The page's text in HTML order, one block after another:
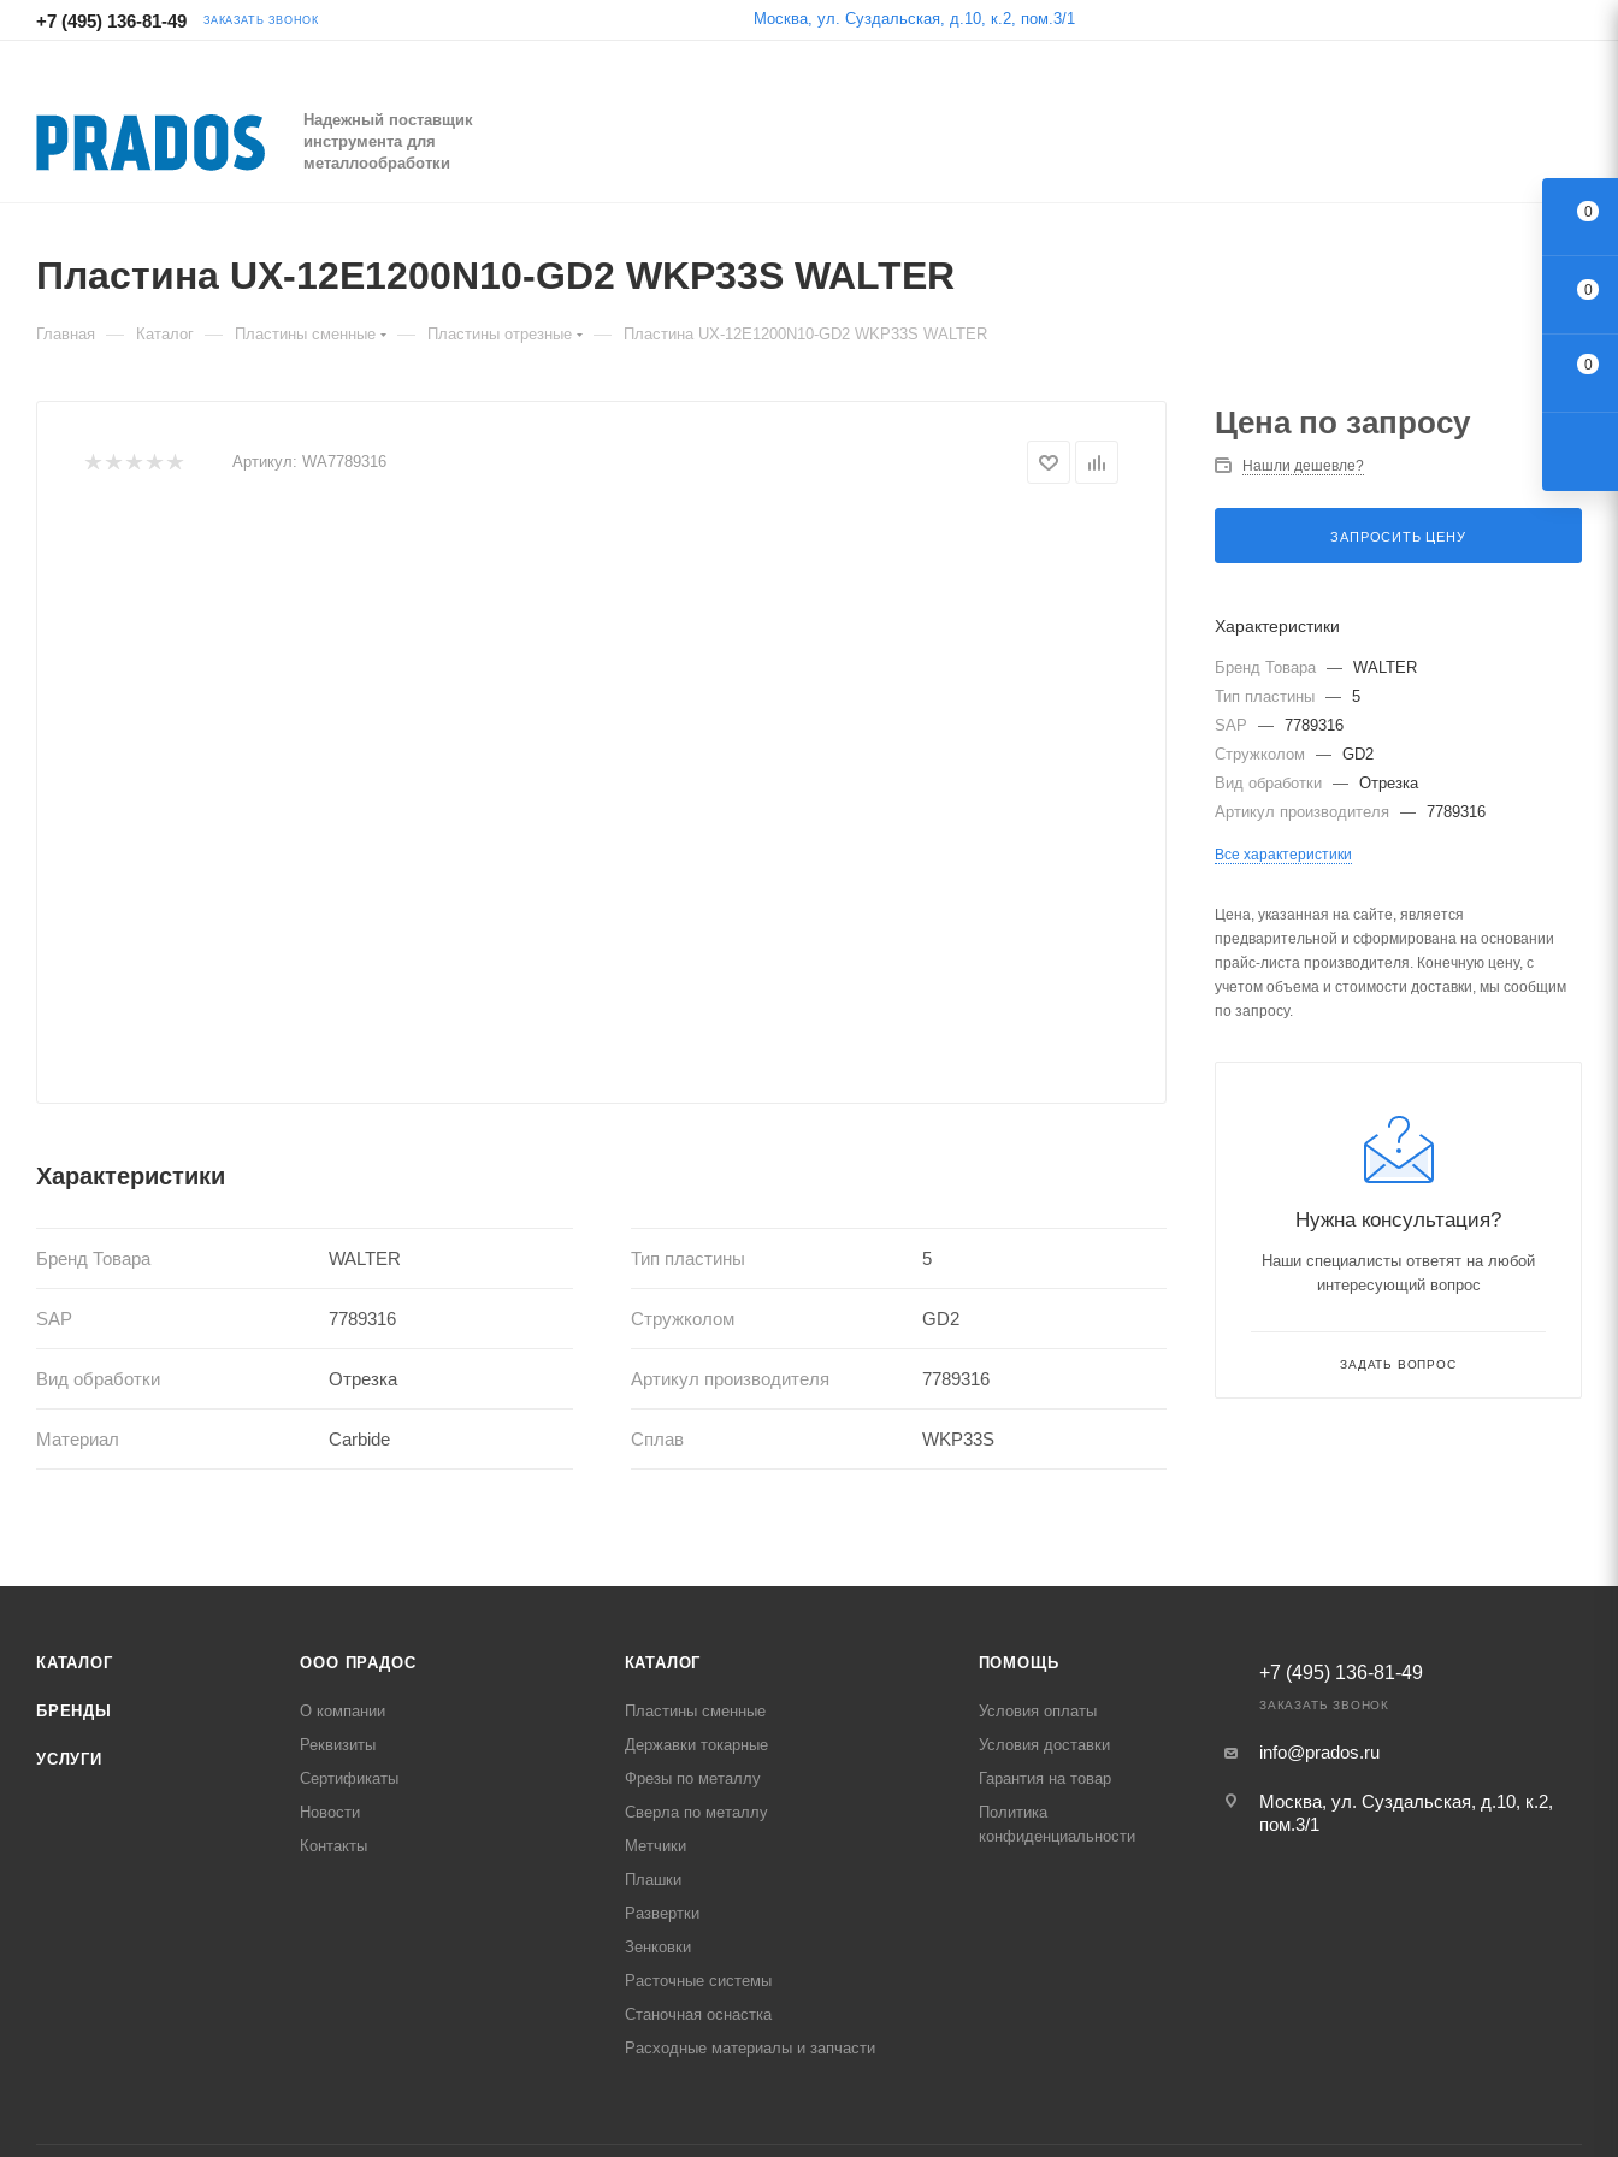
+7 (495) 136-81-49 ЗАКАЗАТЬ ЗВОНОК Москва, ул. Суздальская, д.10, к.2, пом.3/1
Надежный поставщик
инструмента для
металлообработки
Пластина UX-12E1200N10-GD2 WKP33S WALTER
Главная — Каталог — Пластины сменные — Пластины отрезные — Пластина UX-12E1200N10-GD2 WKP33S WALTER
Артикул: WA7789316
Характеристики
Бренд Товара WALTER Тип пластины 5
SAP 7789316 Стружколом GD2
Вид обработки Отрезка Артикул производителя 7789316
Материал Carbide Сплав WKP33S
Цена по запросу
Нашли дешевле?
ЗАПРОСИТЬ ЦЕНУ
Характеристики
Бренд Товара — WALTER
Тип пластины — 5
SAP
— 7789316
Стружколом
— GD2
Вид обработки — Отрезка
Артикул производителя
— 7789316
Все характеристики
Цена, указанная на сайте, является
предварительной и сформирована на основании
прайс-листа производителя. Конечную цену, с
учетом объема и стоимости доставки, мы сообщим
по запросу.
Нужна консультация?
Наши специалисты ответят на любой
интересующий вопрос
ЗАДАТЬ ВОПРОС
КАТАЛОГ
БРЕНДЫ
УСЛУГИ
ООО ПРАДОС
О компании
Реквизиты
Сертификаты
Новости
Контакты
КАТАЛОГ
Пластины сменные
Державки токарные
Фрезы по металлу
Сверла по металлу
Метчики
Плашки
Развертки
Зенковки
Расточные системы
Станочная оснастка
Расходные материалы и запчасти
ПОМОЩЬ
Условия оплаты
Условия доставки
Гарантия на товар
Политика
конфиденциальности
+7 (495) 136-81-49
ЗАКАЗАТЬ ЗВОНОК
info@prados.ru
Москва, ул. Суздальская, д.10, к.2,
пом.3/1
0
0
0